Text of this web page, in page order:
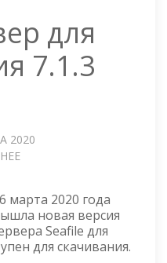
для
7.1.3
2020
ДЛЯ
LINUX
ВЕРСИЯ
7.1.3
марта 2020 года
новая версия
Seafile для
для скачивания.